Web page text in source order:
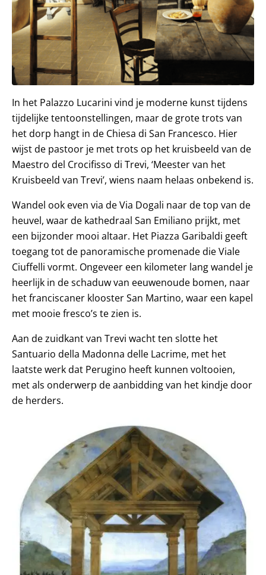
In het Palazzo Lucarini vind je moderne kunst tijdens
tijdelijke tentoonstellingen, maar de grote trots van
het dorp hangt in de Chiesa di San Francesco. Hier
wijst de pastoor je met trots op het kruisbeeld van de
Maestro del Crocifisso di Trevi, ‘Meester van het
Kruisbeeld van Trevi’, wiens naam helaas onbekend is.
Wandel ook even via de Via Dogali naar de top van de
heuvel, waar de kathedraal San Emiliano prijkt, met
een bijzonder mooi altaar. Het Piazza Garibaldi geeft
toegang tot de panoramische promenade die Viale
Ciuffelli vormt. Ongeveer een kilometer lang wandel je
heerlijk in de schaduw van eeuwenoude bomen, naar
het franciscaner klooster San Martino, waar een kapel
met mooie fresco’s te zien is.
Aan de zuidkant van Trevi wacht ten slotte het
Santuario della Madonna delle Lacrime, met het
laatste werk dat Perugino heeft kunnen voltooien,
met als onderwerp de aanbidding van het kindje door
de herders.